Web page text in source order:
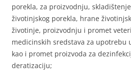
porekla, za proizvodnju,
životinjskog porekla, hrane
životinje, proizvodnju i promet
medicinskih sredstava za upotrebu
kao i promet proizvoda za
deratizaciju;